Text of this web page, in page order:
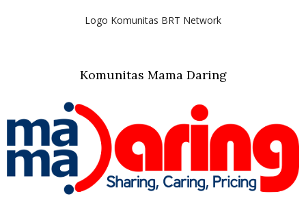
Logo Komunitas BRT Network
Komunitas Mama Daring